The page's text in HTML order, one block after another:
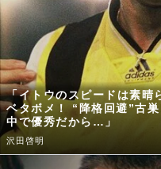
「イトウのスピードは素晴
ベタボメ！ “降格回避”古
中で優秀だから…」
沢田啓明